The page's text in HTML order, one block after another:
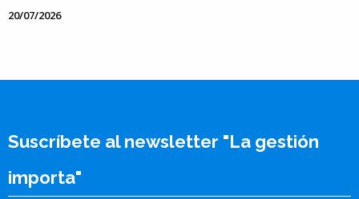
20/07/2026
Suscríbete al newsletter "La gestión
importa"